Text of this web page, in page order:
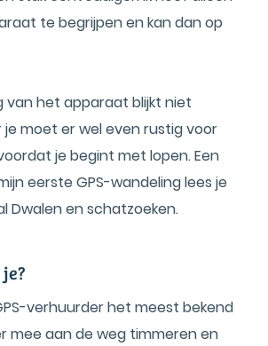
te begrijpen en kan dan op
van het apparaat blijkt niet
je moet er wel even rustig voor
je begint met lopen. Een
eerste GPS-wandeling lees je
Dwalen en schatzoeken.
verhuurder het meest bekend
mee aan de weg timmeren en